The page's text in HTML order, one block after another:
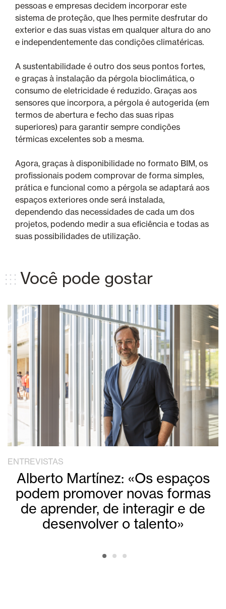
pessoas e empresas decidem incorporar este
sistema de proteção, que lhes permite desfrutar do
exterior e das suas vistas em qualquer altura do ano
e independentemente das condições climatéricas.
A sustentabilidade é outro dos seus pontos fortes,
e graças à instalação da pérgola bioclimática, o
consumo de eletricidade é reduzido. Graças aos
sensores que incorpora, a pérgola é autogerida (em
termos de abertura e fecho das suas ripas
superiores) para garantir sempre condições
térmicas excelentes sob a mesma.
Agora, graças à disponibilidade no formato BIM, os
profissionais podem comprovar de forma simples,
prática e funcional como a pérgola se adaptará aos
espaços exteriores onde será instalada,
dependendo das necessidades de cada um dos
projetos, podendo medir a sua eficiência e todas as
suas possibilidades de utilização.
Você pode gostar
ENTREVISTAS
Alberto Martínez: «Os espaços
podem promover novas formas
de aprender, de interagir e de
desenvolver o talento»